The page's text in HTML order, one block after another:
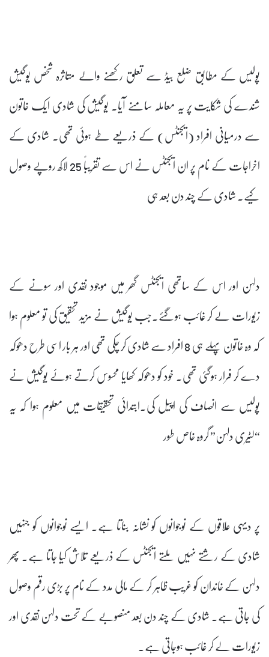
پولیس کے مطابق ضلع بیڈ سے تعلق رکھنے والے متاثرہ شخص یوگیش
شندے کی شکایت پر یہ معاملہ سامنے آیا۔ یوگیش کی شادی ایک خاتون
سے درمیانی افراد (ایجنٹس) کے ذریعے طے ہوئی تھی۔ شادی کے
اخراجات کے نام پر ان ایجنٹس نے اس سے تقریباً 25 لاکھ روپے وصول
کیے۔ شادی کے چند دن بعد ہی
دلہن اور اس کے ساتھی ایجنٹس گھر میں موجود نقدی اور سونے کے
زیورات لے کر غائب ہوگئے۔جب یوگیش نے مزید تحقیق کی تو معلوم ہوا
کہ وہ خاتون پہلے ہی 8 افراد سے شادی کر چکی تھی اور ہر بار اسی طرح دھوکہ
دے کر فرار ہوگئی تھی۔ خود کو دھوکہ کھایا محسوس کرتے ہوئے یوگیش نے
پولیس سے انصاف کی اپیل کی۔ابتدائی تحقیقات میں معلوم ہوا کہ یہ
“لٹیری دلہن” گروہ خاص طور
پر دیہی علاقوں کے نوجوانوں کو نشانہ بناتا ہے۔ ایسے نوجوانوں کو جنہیں
شادی کے رشتے نہیں ملتے ایجنٹس کے ذریعے تلاش کیا جاتا ہے۔ پھر
دلہن کے خاندان کو غریب ظاہر کر کے مالی مدد کے نام پر بڑی رقم وصول
کی جاتی ہے۔ شادی کے چند دن بعد منصوبے کے تحت دلہن نقدی اور
زیورات لے کر غائب ہوجاتی ہے۔